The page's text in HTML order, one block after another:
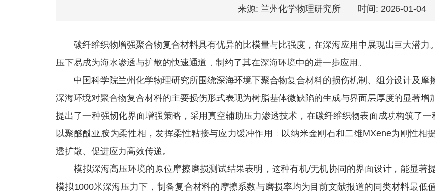
来源: 兰州化学物理研究所 时间: 2026-01-04
碳纤维织物增强聚合物复合材料具有优异的比模量与比强度，在深海应用中展现出巨大潜力
压下易成为海水渗透与扩散的快速通道，制约了其在深海环境中的进一步应用。
中国科学院兰州化学物理研究所围绕深海环境下聚合物复合材料的损伤机制、组分设计及摩
深海环境对聚合物复合材料的主要损伤形式表现为树脂基体微缺陷的生成与界面层厚度的显著
提出了一种强韧化界面增强策略，采用真空辅助压力渗透技术，在碳纤维织物表面成功构筑了
以聚醚酰亚胺为柔性相，发挥柔性粘接与应力缓冲作用；以纳米金刚石和二维MXene为刚性相
透扩散、促进应力高效传递。
模拟深海高压环境的原位摩擦磨损测试结果表明，这种有机/无机协同的界面设计，能显著
模拟1000米深海压力下，制备复合材料的摩擦系数与磨损率均为目前文献报道的同类材料最低